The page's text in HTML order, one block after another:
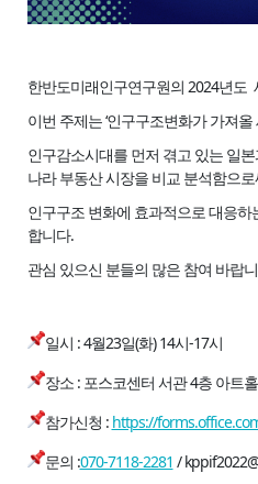
한반도미래인구연구원의 2024년도
이번 주제는 ‘인구구조변화가 가져
인구감소시대를 먼저 겪고 있는 일
나라 부동산 시장을 비교 분석함으로
인구구조 변화에 효과적으로 대응
합니다.
관심 있으신 분들의 많은 참여 바랍
일시 : 4월23일(화) 14시-17시
장소 : 포스코센터 서관 4층 아트홀
참가신청 : https://
문의 :070-7118-2281 /